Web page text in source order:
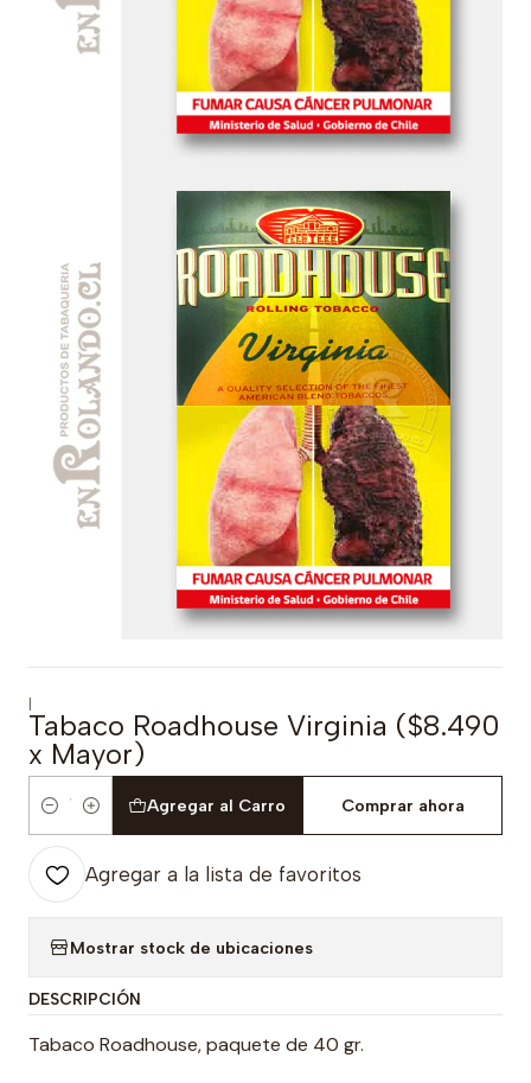
|
Tabaco Roadhouse Virginia ($8.490
x Mayor)
Cantidad
Agregar al Carro Comprar ahora
Agregar a la lista de favoritos
Mostrar stock de ubicaciones
DESCRIPCIÓN
Tabaco Roadhouse, paquete de 40 gr.